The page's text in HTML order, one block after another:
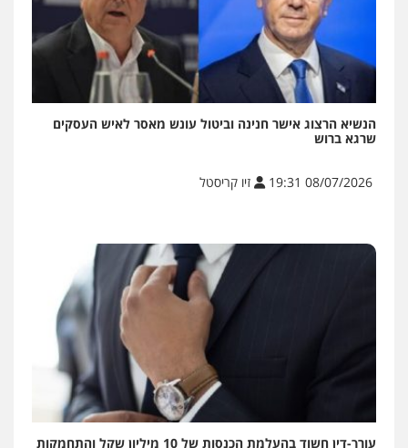
הנשיא הרצוג אישר חנינה וביטול עונש מאסר לאיש העסקים
שרגא ברוש
08/07/2026 19:31 זיו קריסטל
עורך-דין חשוד בהעלמת הכנסות של 10 מיליון שקל והתחמקות